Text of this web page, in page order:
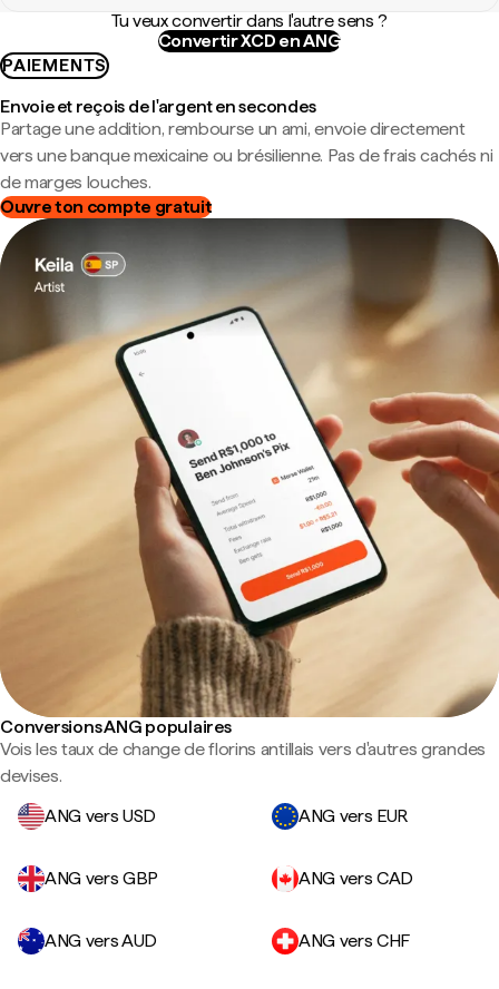
Tu veux convertir dans l'autre sens ?
Convertir XCD en ANG
PAIEMENTS
Envoie et reçois de l'argent en secondes
Partage une addition, rembourse un ami, envoie directement
vers une banque mexicaine ou brésilienne. Pas de frais cachés ni
de marges louches.
Ouvre ton compte gratuit
Conversions ANG populaires
Vois les taux de change de florins antillais vers d'autres grandes
devises.
ANG vers USD
ANG vers EUR
ANG vers GBP ANG vers CAD
ANG vers AUD ANG vers CHF